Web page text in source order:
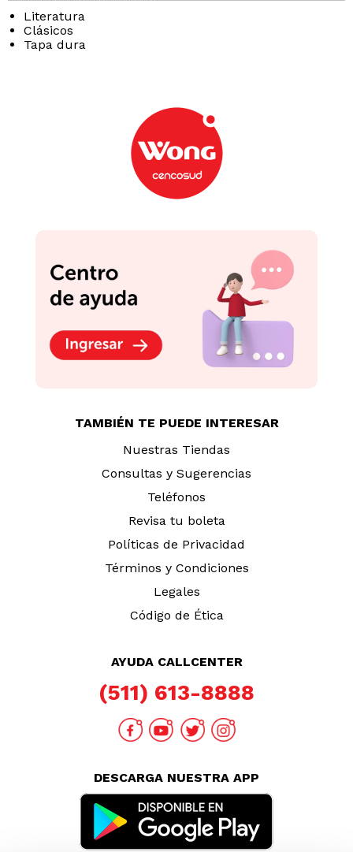
Literatura
Clásicos
Tapa dura
TAMBIÉN TE PUEDE INTERESAR
Nuestras Tiendas
Consultas y Sugerencias
Teléfonos
Revisa tu boleta
Políticas de Privacidad
Términos y Condiciones
Legales
Código de Ética
AYUDA CALLCENTER
(511) 613-8888
DESCARGA NUESTRA APP